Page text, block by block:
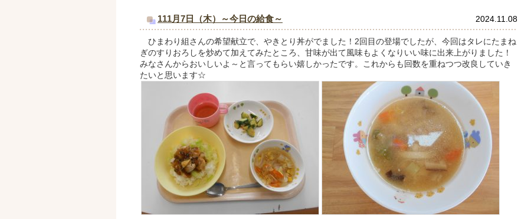
111月7日（木）～今日の給食～ 2024.11.08
ひまわり組さんの希望献立で、やきとり丼がでました！2回目の登場でしたが、今回はタレにたまね
ぎのすりおろしを炒めて加えてみたところ、甘味が出て風味もよくなりいい味に出来上がりました！
みなさんからおいしいよ～と言ってもらい嬉しかったです。これからも回数を重ねつつ改良していき
たいと思います☆